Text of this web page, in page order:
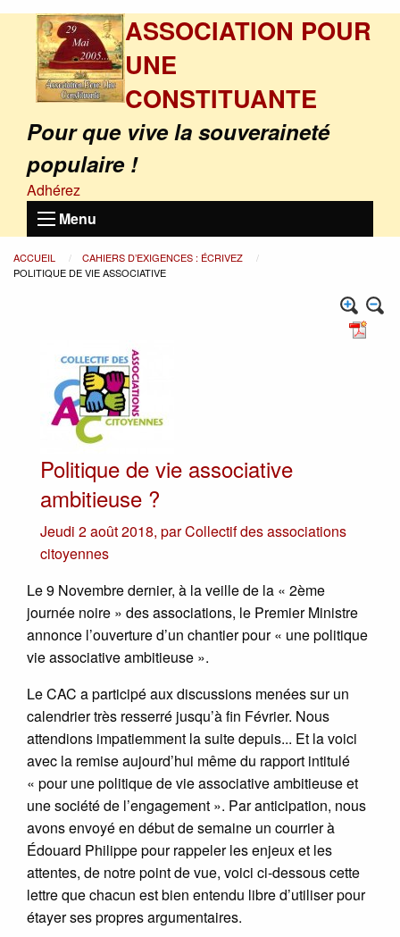
ASSOCIATION POUR
UNE
CONSTITUANTE
Pour que vive la souveraineté
populaire !
Adhérez
Menu
ACCUEIL
CAHIERS D’EXIGENCES : ÉCRIVEZ
POLITIQUE DE VIE ASSOCIATIVE
Politique de vie associative
ambitieuse ?
Jeudi 2 août 2018, parCollectif des associations
citoyennes
Le 9 Novembre dernier, à la veille de la « 2ème
journée noire » des associations, le Premier Ministre
annonce l’ouverture d’un chantier pour « une politique
vie associative ambitieuse ».
Le CAC a participé aux discussions menées sur un
calendrier très resserré jusqu’à fin Février. Nous
attendions impatiemment la suite depuis... Et la voici
avec la remise aujourd’hui même du rapport intitulé
« pour une politique de vie associative ambitieuse et
une société de l’engagement ». Par anticipation, nous
avons envoyé en début de semaine un courrier à
Édouard Philippe pour rappeler les enjeux et les
attentes, de notre point de vue, voici ci-dessous cette
lettre que chacun est bien entendu libre d’utiliser pour
étayer ses propres argumentaires.